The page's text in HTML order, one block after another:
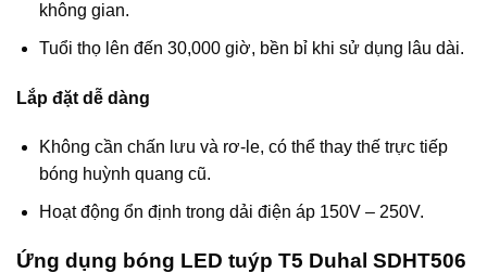
không gian.
Tuổi thọ lên đến 30,000 giờ, bền bỉ khi sử dụng lâu dài.
Lắp đặt dễ dàng
Không cần chấn lưu và rơ-le, có thể thay thế trực tiếp
bóng huỳnh quang cũ.
Hoạt động ổn định trong dải điện áp 150V – 250V.
Ứng dụng bóng LED tuýp T5 Duhal SDHT506